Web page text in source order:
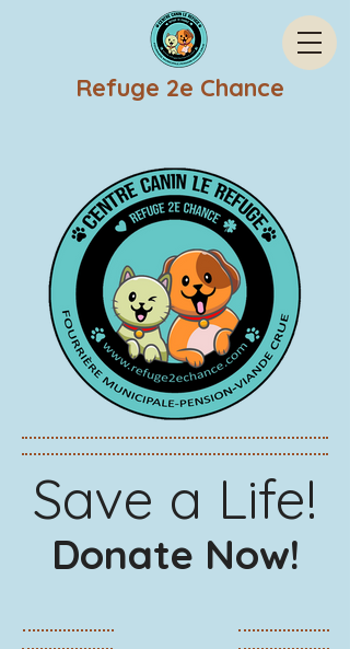
Refuge 2e Chance
Save a Life!
Donate Now!​